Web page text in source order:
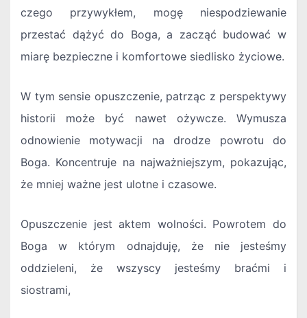
czego przywykłem, mogę niespodziewanie
przestać dążyć do Boga, a zacząć budować w
miarę bezpieczne i komfortowe siedlisko życiowe.
W tym sensie opuszczenie, patrząc z perspektywy
historii może być nawet ożywcze. Wymusza
odnowienie motywacji na drodze powrotu do
Boga. Koncentruje na najważniejszym, pokazując,
że mniej ważne jest ulotne i czasowe.
Opuszczenie jest aktem wolności. Powrotem do
Boga w którym odnajduję, że nie jesteśmy
oddzieleni, że wszyscy jesteśmy braćmi i
siostrami,